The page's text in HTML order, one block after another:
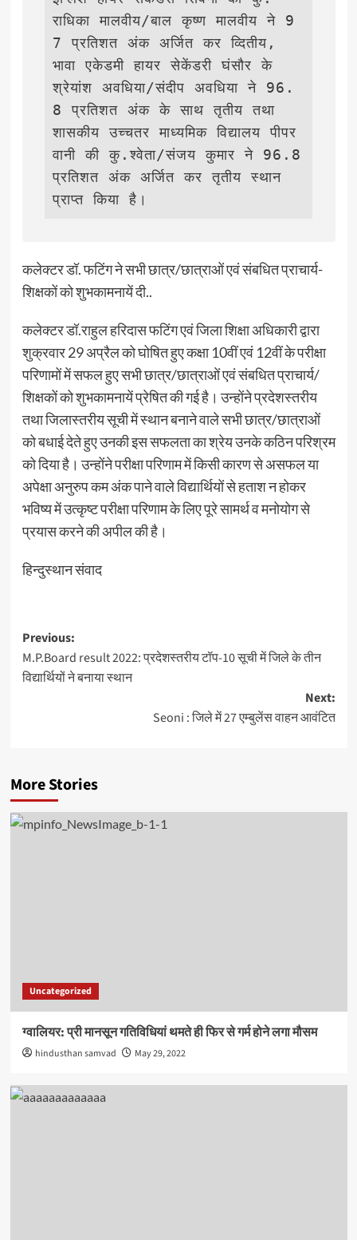
राधिका मालवीय/बाल कृष्ण मालवीय ने 9
7 प्रतिशत अंक अर्जित कर व्दितीय,
भावा एकेडमी हायर सेकेंडरी घंसौर के
श्रेयांश अवधिया/संदीप अवधिया ने 96.
8 प्रतिशत अंक के साथ तृतीय तथा
शासकीय उच्चतर माध्यमिक विद्यालय पीपर
वानी की कु.श्वेता/संजय कुमार ने 96.8
प्रतिशत अंक अर्जित कर तृतीय स्थान
प्राप्त किया है।
कलेक्टर डॉ. फटिंग ने सभी छात्र/छात्राओं एवं संबधित प्राचार्य-
शिक्षकों को शुभकामनायें दी..
कलेक्टर डॉ.राहुल हरिदास फटिंग एवं जिला शिक्षा अधिकारी द्वारा
शुक्रवार 29 अप्रैल को घोषित हुए कक्षा 10वीं एवं 12वीं के परीक्षा
परिणामों में सफल हुए सभी छात्र/छात्राओं एवं संबधित प्राचार्य/
शिक्षकों को शुभकामनायें प्रेषित की गई है। उन्होंने प्रदेशस्तरीय
तथा जिलास्तरीय सूची में स्थान बनाने वाले सभी छात्र/छात्राओं
को बधाई देते हुए उनकी इस सफलता का श्रेय उनके कठिन परिश्रम
को दिया है। उन्होंने परीक्षा परिणाम में किसी कारण से असफल या
अपेक्षा अनुरुप कम अंक पाने वाले विद्यार्थियों से हताश न होकर
भविष्य में उत्कृष्ट परीक्षा परिणाम के लिए पूरे सामर्थ व मनोयोग से
प्रयास करने की अपील की है।
हिन्दुस्थान संवाद
Post
navigation
Previous:
M.P.Board result 2022: प्रदेशस्तरीय टॉप-10 सूची में जिले के तीन
विद्यार्थियों ने बनाया स्थान
Next:
Seoni : जिले में 27 एम्‍बुलेंस वाहन आवंटित
More Stories
Uncategorized
ग्वालियर: प्री मानसून गतिविधियां थमते ही फिर से गर्म होने लगा मौसम
hindusthan samvad May 29, 2022